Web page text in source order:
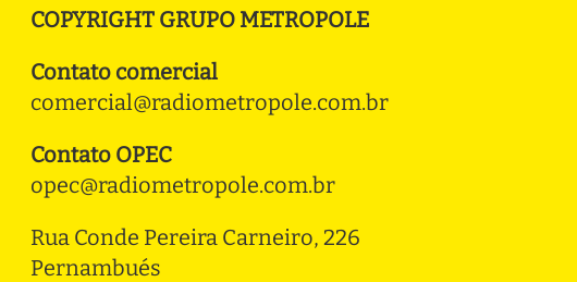
COPYRIGHT GRUPO METROPOLE
Contato comercial
comercial@radiometropole.com.br
Contato OPEC
opec@radiometropole.com.br
Rua Conde Pereira Carneiro, 226
Pernambués